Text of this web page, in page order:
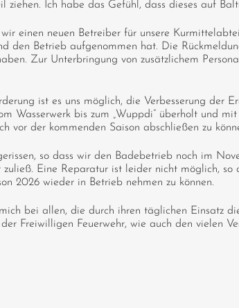
ziehen. Ich habe das Gefühl, dass dieses auf
einen neuen Betreiber für unsere
den Betrieb aufgenommen hat. Die
Zur Unterbringung von zusätzlichem
ist es uns möglich, die Verbesserung der
Wasserwerk bis zum „Wuppdi“ überholt und
vor der kommenden Saison abschließen zu
so dass wir den Badebetrieb noch im
Eine Reparatur ist leider nicht möglich,
2026 wieder in Betrieb nehmen zu können.
bei allen, die durch ihren täglichen Einsatz
Freiwilligen Feuerwehr, wie auch den vielen